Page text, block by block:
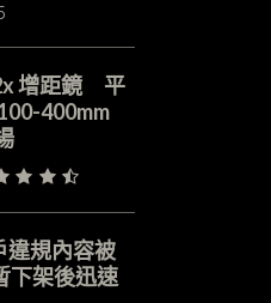
增距鏡 平
400mm
違規內容被
下架後迅速